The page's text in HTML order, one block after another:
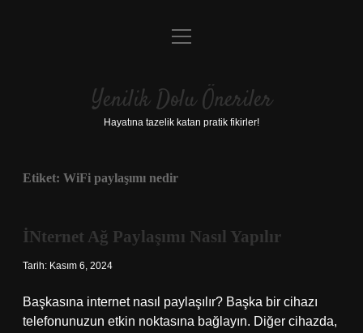
Anasayfa
Yasal Uyarı
menüyü
Yenilik Dolu Öneriler
Hayatına tazelik katan pratik fikirler!
Etiket: WiFi paylaşımı nedir
İNternet Ağ Paylaşımı Nasıl Yapılır
Tarih: Kasım 6, 2024
Başkasına internet nasıl paylaşılır? Başka bir cihazı
telefonunuzun etkin noktasına bağlayın. Diğer cihazda,